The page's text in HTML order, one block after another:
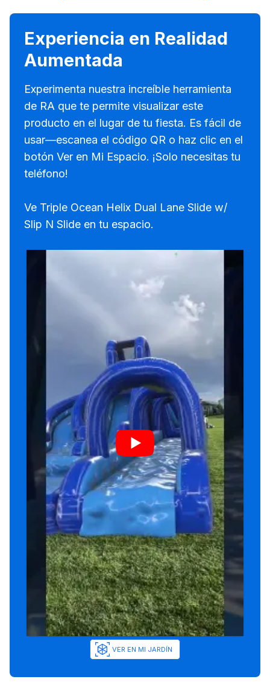
Experiencia en Realidad
Aumentada
Experimenta nuestra increíble herramienta
de RA que te permite visualizar este
producto en el lugar de tu fiesta. Es fácil de
usar—escanea el código QR o haz clic en el
botón Ver en Mi Espacio. ¡Solo necesitas tu
teléfono!
Ve Triple Ocean Helix Dual Lane Slide w/
Slip N Slide en tu espacio.
VER EN MI JARDÍN